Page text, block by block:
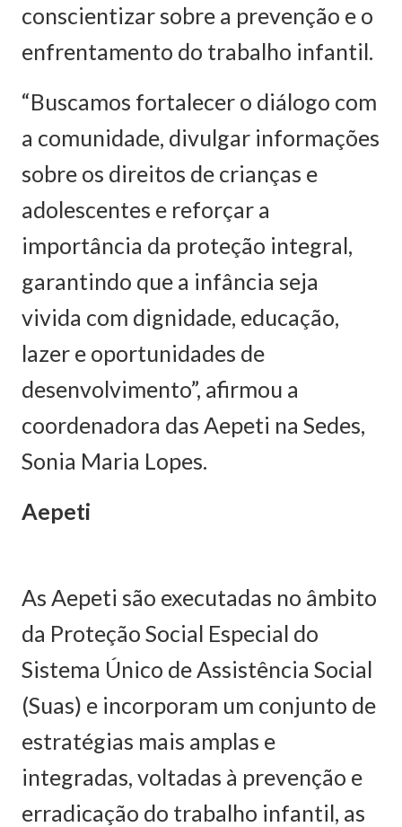
conscientizar sobre a prevenção e o
enfrentamento do trabalho infantil.
“Buscamos fortalecer o diálogo com
a comunidade, divulgar informações
sobre os direitos de crianças e
adolescentes e reforçar a
importância da proteção integral,
garantindo que a infância seja
vivida com dignidade, educação,
lazer e oportunidades de
desenvolvimento”, afirmou a
coordenadora das Aepeti na Sedes,
Sonia Maria Lopes.
Aepeti
As Aepeti são executadas no âmbito
da Proteção Social Especial do
Sistema Único de Assistência Social
(Suas) e incorporam um conjunto de
estratégias mais amplas e
integradas, voltadas à prevenção e
erradicação do trabalho infantil, as